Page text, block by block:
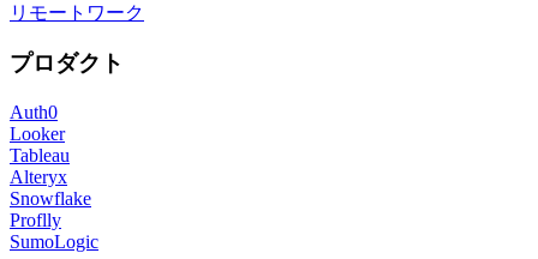
リモートワーク
プロダクト
Auth0
Looker
Tableau
Alteryx
Snowflake
Proflly
SumoLogic